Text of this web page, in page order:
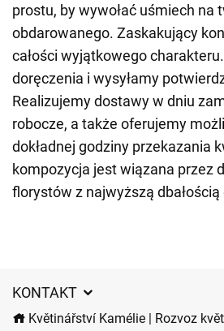
prostu, by wywołać uśmiech na
obdarowanego. Zaskakujący
całości wyjątkowego
doręczenia i wysyłamy
Realizujemy dostawy w dniu
robocze, a także oferujemy
dokładnej godziny przekazania
kompozycja jest wiązana przez
florystów z najwyższą dbałością
KONTAKT
Květinářství Kamélie | Rozvoz